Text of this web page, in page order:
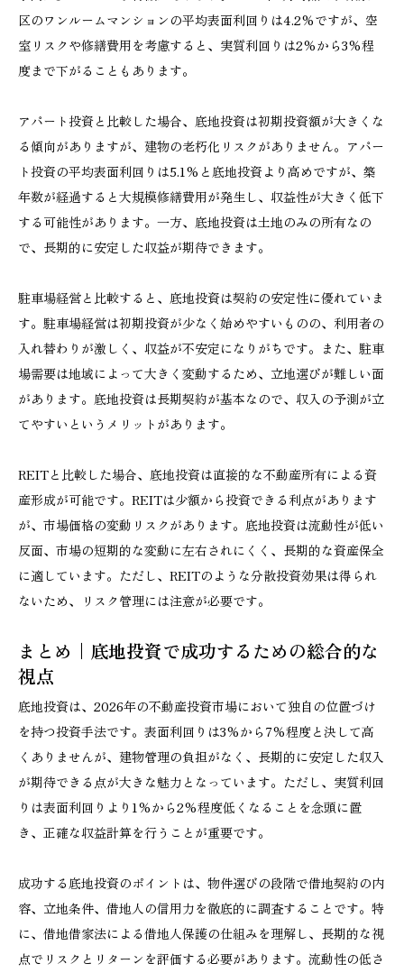
区のワンルームマンションの平均表面利回りは4.2%ですが、空
室リスクや修繕費用を考慮すると、実質利回りは2%から3%程
度まで下がることもあります。
アパート投資と比較した場合、底地投資は初期投資額が大きくな
る傾向がありますが、建物の老朽化リスクがありません。アパー
ト投資の平均表面利回りは5.1%と底地投資より高めですが、築
年数が経過すると大規模修繕費用が発生し、収益性が大きく低下
する可能性があります。一方、底地投資は土地のみの所有なの
で、長期的に安定した収益が期待できます。
駐車場経営と比較すると、底地投資は契約の安定性に優れていま
す。駐車場経営は初期投資が少なく始めやすいものの、利用者の
入れ替わりが激しく、収益が不安定になりがちです。また、駐車
場需要は地域によって大きく変動するため、立地選びが難しい面
があります。底地投資は長期契約が基本なので、収入の予測が立
てやすいというメリットがあります。
REITと比較した場合、底地投資は直接的な不動産所有による資
産形成が可能です。REITは少額から投資できる利点があります
が、市場価格の変動リスクがあります。底地投資は流動性が低い
反面、市場の短期的な変動に左右されにくく、長期的な資産保全
に適しています。ただし、REITのような分散投資効果は得られ
ないため、リスク管理には注意が必要です。
まとめ｜底地投資で成功するための総合的な
視点
底地投資は、2026年の不動産投資市場において独自の位置づけ
を持つ投資手法です。表面利回りは3%から7%程度と決して高
くありませんが、建物管理の負担がなく、長期的に安定した収入
が期待できる点が大きな魅力となっています。ただし、実質利回
りは表面利回りより1%から2%程度低くなることを念頭に置
き、正確な収益計算を行うことが重要です。
成功する底地投資のポイントは、物件選びの段階で借地契約の内
容、立地条件、借地人の信用力を徹底的に調査することです。特
に、借地借家法による借地人保護の仕組みを理解し、長期的な視
点でリスクとリターンを評価する必要があります。流動性の低さ